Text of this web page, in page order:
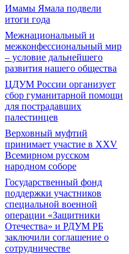
Имамы Ямала подвели
итоги года
Межнациональный и
межконфессиональный мир
– условие дальнейшего
развития нашего общества
ЦДУМ России организует
сбор гуманитарной помощи
для пострадавших
палестинцев
Верховный муфтий
принимает участие в XXV
Всемирном русском
народном соборе
Государственный фонд
поддержки участников
специальной военной
операции «Защитники
Отечества» и РДУМ РБ
заключили соглашение о
сотрудничестве